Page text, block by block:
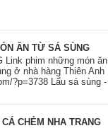
ĂN TỪ SÁ SÙNG
Link phim những món ăn
ở nhà hàng Thiên Anh
?p=3738 Lẩu sá sùng -
CHẺM NHA TRANG